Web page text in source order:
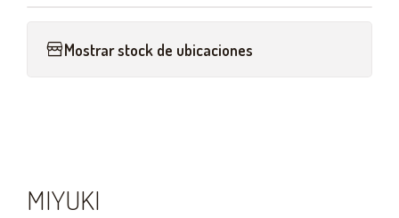
Mostrar stock de ubicaciones
MIYUKI